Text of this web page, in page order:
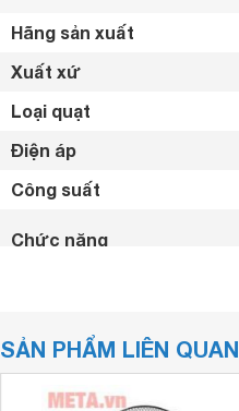
Hãng sản xuất
Xuất xứ
Loại quạt
Điện áp
Công suất
Chức năng
Tốc độ gió
SẢN PHẨM LIÊN QUAN